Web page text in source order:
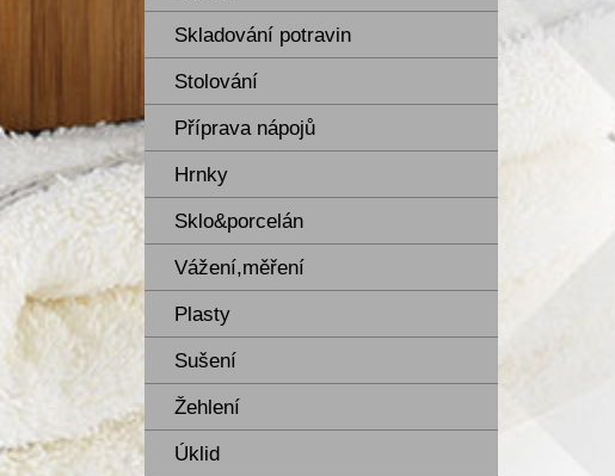
Skladování potravin
Stolování
Příprava nápojů
Hrnky
Sklo&porcelán
Vážení,měření
Plasty
Sušení
Žehlení
Úklid